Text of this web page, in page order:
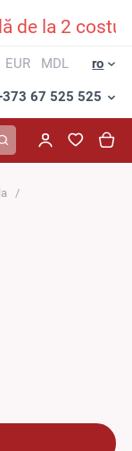
de la 2
EUR MDL ro
67 525 525